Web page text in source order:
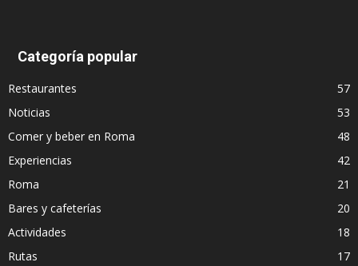
Categoría popular
Restaurantes
57
Noticias
53
Comer y beber en Roma
48
Experiencias
42
Roma
21
Bares y cafeterías
20
Actividades
18
Rutas
17